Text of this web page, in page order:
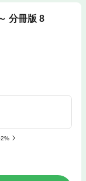
分冊版 8